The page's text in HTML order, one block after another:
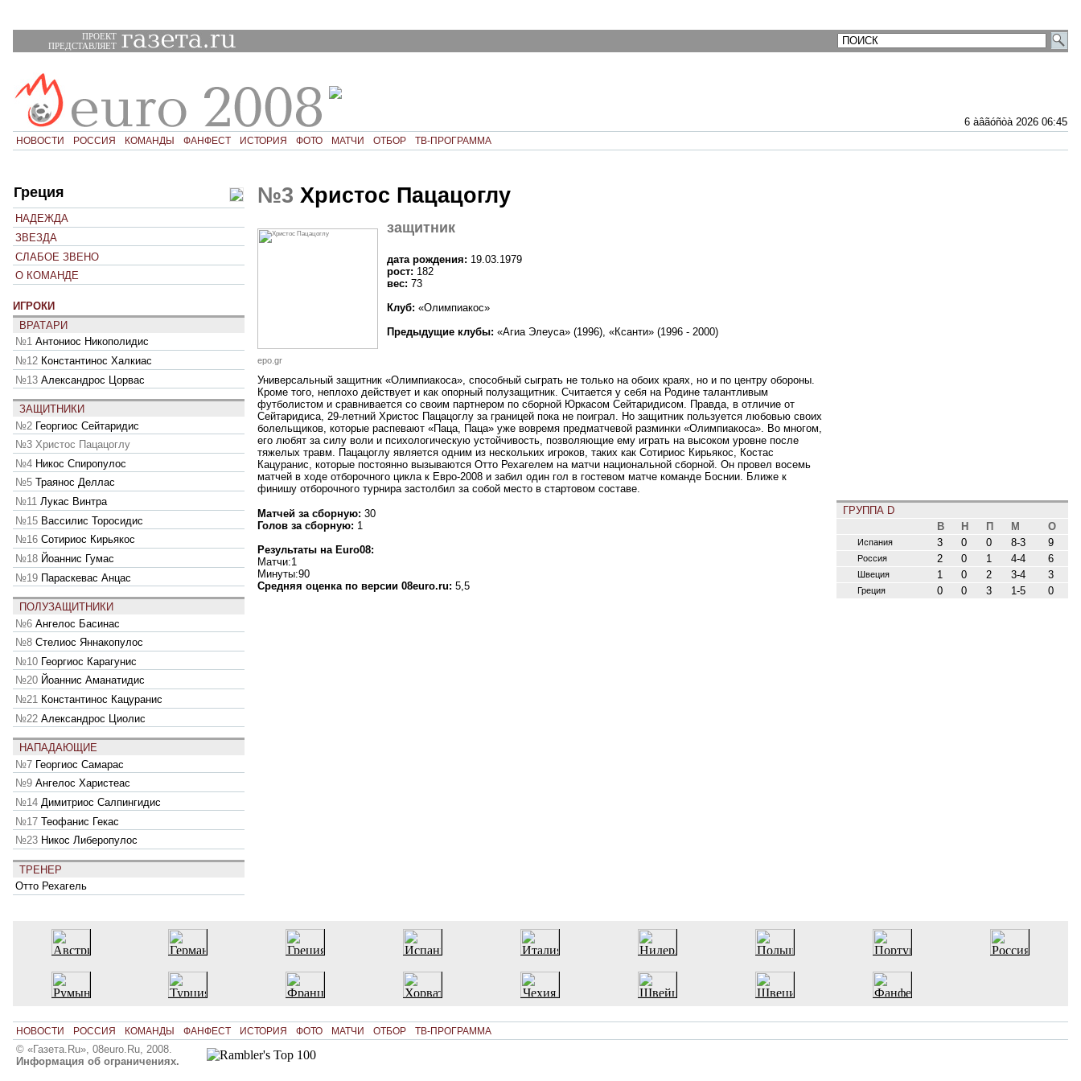
ПРОЕКТ
ПРЕДСТАВЛЯЕТ
6 àâãóñòà 2026 06:45
НОВОСТИ РОССИЯ КОМАНДЫ ФАНФЕСТ ИСТОРИЯ ФОТО МАТЧИ ОТБОР ТВ-ПРОГРАММА
Греция
НАДЕЖДА
ЗВЕЗДА
СЛАБОЕ ЗВЕНО
О КОМАНДЕ
ИГРОКИ
ВРАТАРИ
№1 Антониос Никополидис
№12 Константинос Халкиас
№13 Александрос Цорвас
ЗАЩИТНИКИ
№2 Георгиос Сейтаридис
№3 Христос Пацацоглу
№4 Никос Спиропулос
№5 Траянос Деллас
№11 Лукас Винтра
№15 Вассилис Торосидис
№16 Сотириос Кирьякос
№18 Йоаннис Гумас
№19 Параскевас Анцас
ПОЛУЗАЩИТНИКИ
№6 Ангелос Басинас
№8 Стелиос Яннакопулос
№10 Георгиос Карагунис
№20 Йоаннис Аманатидис
№21 Константинос Кацуранис
№22 Александрос Циолис
НАПАДАЮЩИЕ
№7 Георгиос Самарас
№9 Ангелос Харистеас
№14 Димитриос Салпингидис
№17 Теофанис Гекас
№23 Никос Либеропулос
ТРЕНЕР
Отто Рехагель
№3 Христос Пацацоглу
epo.gr
защитник
дата рождения: 19.03.1979
рост: 182
вес: 73
Клуб: «Олимпиакос»
Предыдущие клубы: «Агиа Элеуса» (1996), «Ксанти» (1996 - 2000)
Универсальный защитник «Олимпиакоса», способный сыграть не только на обоих краях, но и по центру обороны.
Кроме того, неплохо действует и как опорный полузащитник. Считается у себя на Родине талантливым
футболистом и сравнивается со своим партнером по сборной Юркасом Сейтаридисом. Правда, в отличие от
Сейтаридиса, 29-летний Христос Пацацоглу за границей пока не поиграл. Но защитник пользуется любовью своих
болельщиков, которые распевают «Паца, Паца» уже вовремя предматчевой разминки «Олимпиакоса». Во многом,
его любят за силу воли и психологическую устойчивость, позволяющие ему играть на высоком уровне после
тяжелых травм. Пацацоглу является одним из нескольких игроков, таких как Сотириос Кирьякос, Костас
Кацуранис, которые постоянно вызываются Отто Рехагелем на матчи национальной сборной. Он провел восемь
матчей в ходе отборочного цикла к Евро-2008 и забил один гол в гостевом матче команде Боснии. Ближе к
финишу отборочного турнира застолбил за собой место в стартовом составе.
Матчей за сборную: 30
Голов за сборную: 1
Результаты на Euro08:
Матчи:1
Минуты:90
Средняя оценка по версии 08euro.ru: 5,5
ГРУППА D
В
Н П М О
Испания 3 0 0 8-3 9
Россия 2 0 1 4-4 6
Швеция 1 0 2 3-4 3
Греция 0 0 3 1-5 0
НОВОСТИ РОССИЯ КОМАНДЫ ФАНФЕСТ ИСТОРИЯ ФОТО МАТЧИ ОТБОР ТВ-ПРОГРАММА
© «Газета.Ru», 08euro.Ru, 2008.
Информация об ограничениях.